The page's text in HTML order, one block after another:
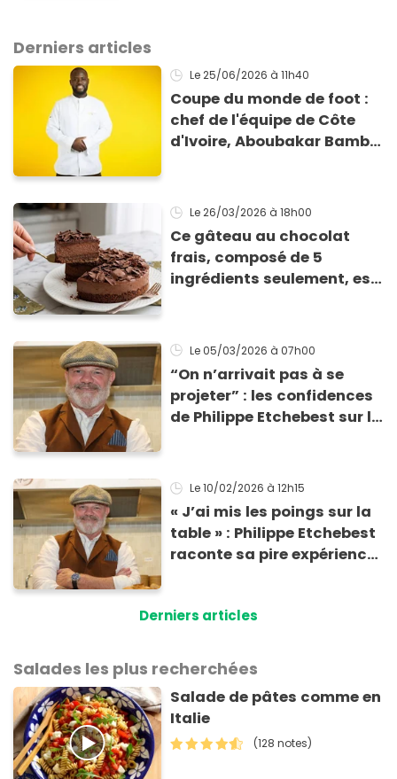
Derniers articles
Le 25/06/2026 à 11h40
Coupe du monde de foot :
chef de l'équipe de Côte
d'Ivoire, Aboubakar Bamba
footballeurs
Le 26/03/2026 à 18h00
Ce gâteau au chocolat
frais, composé de 5
ingrédients seulement, est
monde en redemande !
Le 05/03/2026 à 07h00
“On n’arrivait pas à se
projeter” : les confidences
de Philippe Etchebest sur le
Le 10/02/2026 à 12h15
« J’ai mis les poings sur la
table » : Philippe Etchebest
raconte sa pire expérience
Derniers articles
Salades les plus recherchées
Salade de pâtes comme en
Italie
(128 notes)